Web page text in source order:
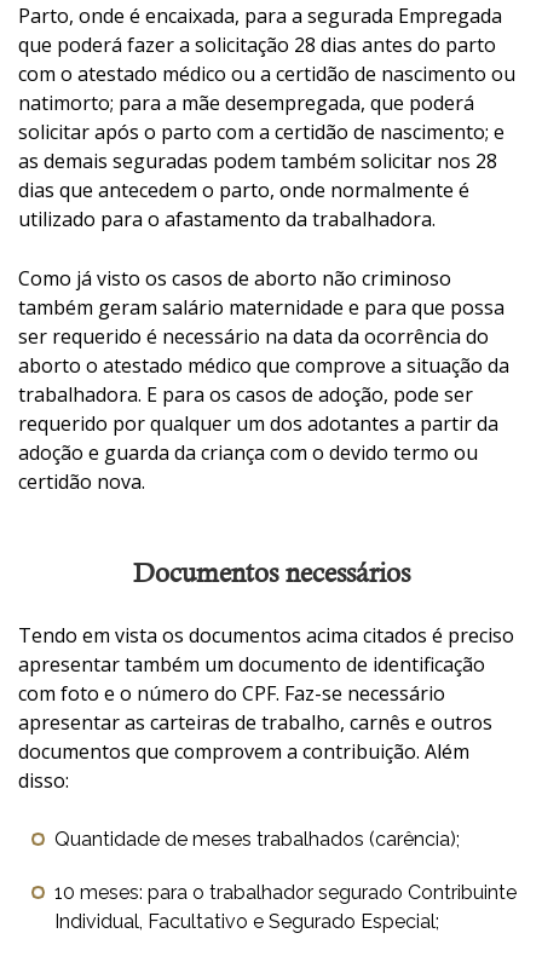
Parto, onde é encaixada, para a segurada Empregada
que poderá fazer a solicitação 28 dias antes do parto
com o atestado médico ou a certidão de nascimento ou
natimorto; para a mãe desempregada, que poderá
solicitar após o parto com a certidão de nascimento; e
as demais seguradas podem também solicitar nos 28
dias que antecedem o parto, onde normalmente é
utilizado para o afastamento da trabalhadora.
Como já visto os casos de aborto não criminoso
também geram salário maternidade e para que possa
ser requerido é necessário na data da ocorrência do
aborto o atestado médico que comprove a situação da
trabalhadora. E para os casos de adoção, pode ser
requerido por qualquer um dos adotantes a partir da
adoção e guarda da criança com o devido termo ou
certidão nova.
Documentos necessários
Tendo em vista os documentos acima citados é preciso
apresentar também um documento de identificação
com foto e o número do CPF. Faz-se necessário
apresentar as carteiras de trabalho, carnês e outros
documentos que comprovem a contribuição. Além
disso:
Quantidade de meses trabalhados (carência);
10 meses: para o trabalhador segurado Contribuinte
Individual, Facultativo e Segurado Especial;